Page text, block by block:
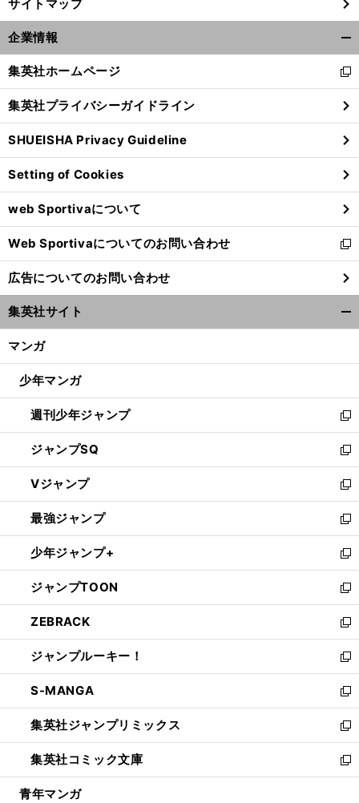
サイトマップ
企業情報
閉
る
集英社ホームページ
新
し
い
ウ
ィ
ン
ド
ウ
で
開
く
集英社プライバシーガイドライン
SHUEISHA Privacy Guideline
Setting of Cookies
web Sportivaについて
Web Sportivaについてのお問い合わせ
新
し
い
ウ
ィ
ン
ウ
開
く
広告についてのお問い合わせ
集英社サイト
マンガ
少年マンガ
週刊少年ジャンプ
新
し
い
ウ
ィ
ン
ド
ウ
で
開
く
ジャンプSQ
新
し
い
ウ
ィ
ン
ド
ウ
で
開
く
Vジャンプ
新
し
い
ウ
ィ
ン
ド
ウ
で
開
く
最強ジャンプ
新
し
い
ウ
ィ
ン
ド
ウ
で
開
く
少年ジャンプ+
新
し
い
ウ
ィ
ン
ド
ウ
で
開
く
ジャンプTOON
新
し
い
ウ
ィ
ン
ド
ウ
で
開
く
ZEBRACK
新
し
い
ウ
ィ
ン
ド
ウ
で
開
ジャンプルーキー！
新
し
い
ウ
ィ
ン
ド
ウ
S-MANGA
新
し
い
ウ
ィ
ン
集英社ジャンプリミックス
新
し
い
ウ
集英社コミック文庫
新
し
青年マンガ